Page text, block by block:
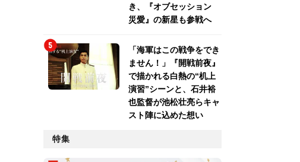
き、『オブセッション
災愛』の新星も参戦へ
「海軍はこの戦争をでき
ません！」『開戦前夜』
で描かれる白熱の“机上
演習”シーンと、石井裕
也監督が池松壮亮らキャ
スト陣に込めた想い
特集